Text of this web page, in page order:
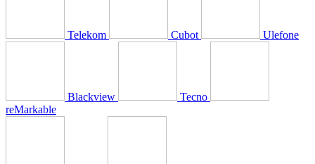
Telekom Cubot Ulefone
Blackview
Tecno
reMarkable